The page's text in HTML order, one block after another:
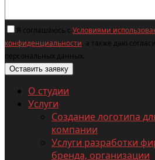
Я соглашаюсь с Условиями
конфиденциальности, а также даю
персональных данных.
О студии
Услуги
Создание логотипа
компании
Услуги разработки
бренда, организации